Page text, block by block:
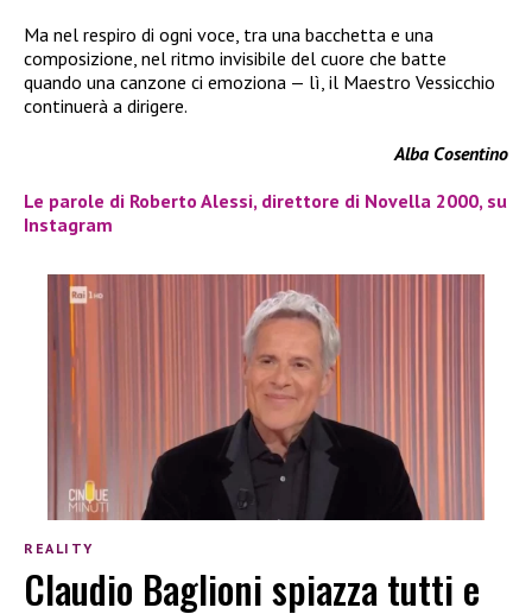
Ma nel respiro di ogni voce, tra una bacchetta e una
composizione, nel ritmo invisibile del cuore che batte
quando una canzone ci emoziona — lì, il Maestro Vessicchio
continuerà a dirigere.
Alba Cosentino
Le parole di Roberto Alessi, direttore di Novella 2000, su
Instagram
REALITY
Claudio Baglioni spiazza tutti e